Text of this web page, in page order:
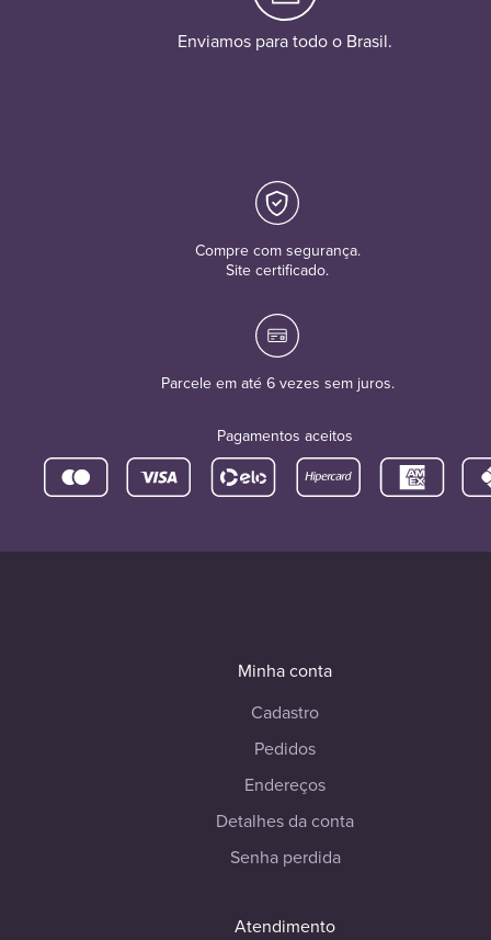
Enviamos para todo o Brasil.
Compre com segurança.
Site certificado.
Parcele em até 6 vezes sem juros.
Pagamentos aceitos
Minha conta
Cadastro
Pedidos
Endereços
Detalhes da conta
Senha perdida
Atendimento